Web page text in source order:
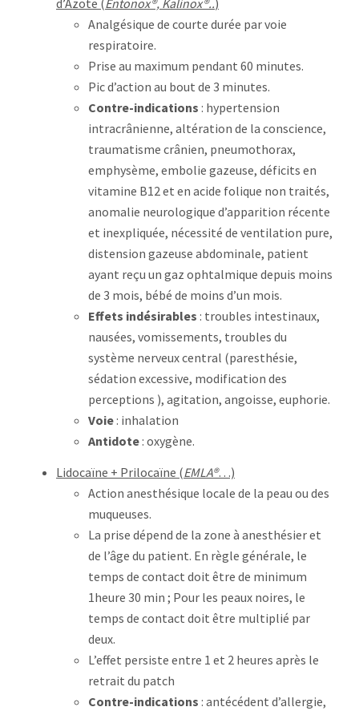
Analgésique de courte durée par voie
respiratoire.
Prise au maximum pendant 60 minutes.
Pic d’action au bout de 3 minutes.
Contre-indications : hypertension
intracrânienne, altération de la conscience,
traumatisme crânien, pneumothorax,
emphysème, embolie gazeuse, déficits en
vitamine B12 et en acide folique non traités,
anomalie neurologique d’apparition récente
et inexpliquée, nécessité de ventilation pure,
distension gazeuse abdominale, patient
ayant reçu un gaz ophtalmique depuis moins
de 3 mois, bébé de moins d’un mois.
Effets indésirables : troubles intestinaux,
nausées, vomissements, troubles du
système nerveux central (paresthésie,
sédation excessive, modification des
perceptions ), agitation, angoisse, euphorie.
Voie : inhalation
Antidote : oxygène.
Lidocaïne + Prilocaïne (EMLA®…)
Action anesthésique locale de la peau ou des
muqueuses.
La prise dépend de la zone à anesthésier et
de l’âge du patient. En règle générale, le
temps de contact doit être de minimum
1heure 30 min ; Pour les peaux noires, le
temps de contact doit être multiplié par
deux.
L’effet persiste entre 1 et 2 heures après le
retrait du patch
Contre-indications : antécédent d’allergie,